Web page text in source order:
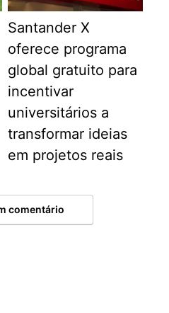
Santander X
oferece programa
global gratuito para
incentivar
universitários a
transformar ideias
em projetos reais
comentário